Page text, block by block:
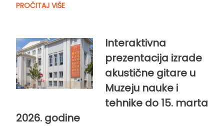
PROČITAJ VIŠE
Interaktivna
prezentacija izrade
akustične gitare u
Muzeju nauke i
tehnike do 15. marta
2026. godine